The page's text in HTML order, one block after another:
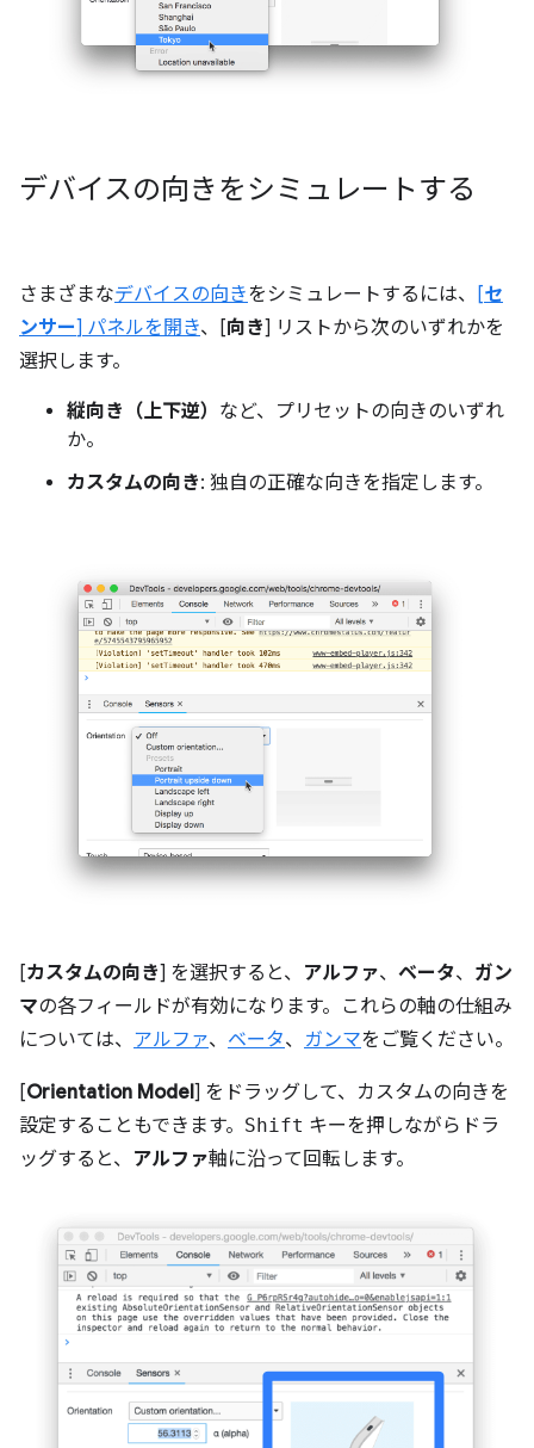
デバイスの向きをシミュレートする
さまざまなデバイスの向きをシミュレートするには、 [セ
ンサー] パネルを開き、[向き] リストから次のいずれかを
選択します。
縦向き（上下逆） など、プリセットの向きのいずれ
か。
カスタムの向き: 独自の正確な向きを指定します。
[カスタムの向き] を選択すると、 アルファ、 ベータ、 ガン
マの各フィールドが有効になります。これらの軸の仕組み
については、 アルファ、 ベータ、 ガンマをご覧ください。
[Orientation Model] をドラッグして、カスタムの向きを
設定することもできます。 Shift キーを押しながらドラ
ッグすると、 アルファ軸に沿って回転します。